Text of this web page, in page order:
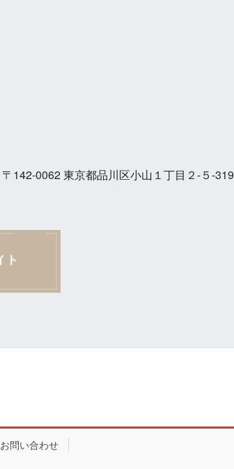
〒142-0062 東京都品川区小山１丁目２-５-319
お問い合わせ